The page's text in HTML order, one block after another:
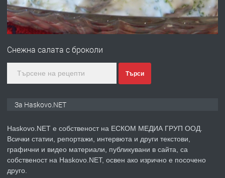
преди 3 дни
ПРЕДЛАГА
№4120 Магазин/Офис под наем в кв.
градската градина!
преди 4 дни
ПРЕДЛАГА
Продавам парцел в гр. Хасково кв.
Снежна салата с броколи
Търси
За Haskovo.NET
Haskovo.NET е собственост на ЕСКОМ МЕДИА ГРУП ООД.
Всички статии, репортажи, интервюта и други текстови,
графични и видео материали, публикувани в сайта, са
собственост на Haskovo.NET, освен ако изрично е посочено
друго.